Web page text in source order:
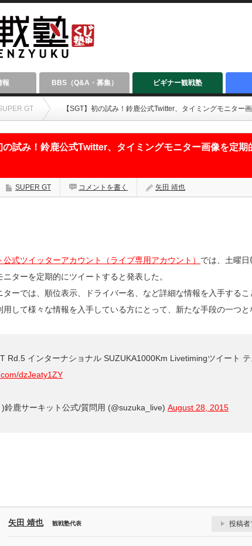
報 BBS（Q&A・募集） ビギナー観戦塾
GT 【SGT】初の試み！鈴鹿公式Twitter、タイミングモニター
の試み！鈴鹿公式Twitter、タイミングモニター画像を定期
SUPER GT コメントを書く 矢田 靖也
式ツイッターアカウント（ライブ専用アカウント） では、土曜
ニターを定期的にツイートすると発表した。
ターでは、順位表示、ドライバー名、など詳細な情報を入手するこ
用して様々な情報を入手している方にとって、新たな手段の一つと
Rd.5 インターナショナル SUZUKA1000Km Livetimingツイート テ
dzJeaty1ZY
鹿サーキット公式/質問用 (@suzuka_live) August 28, 2015
矢田 靖也 観戦塾代表 投稿者